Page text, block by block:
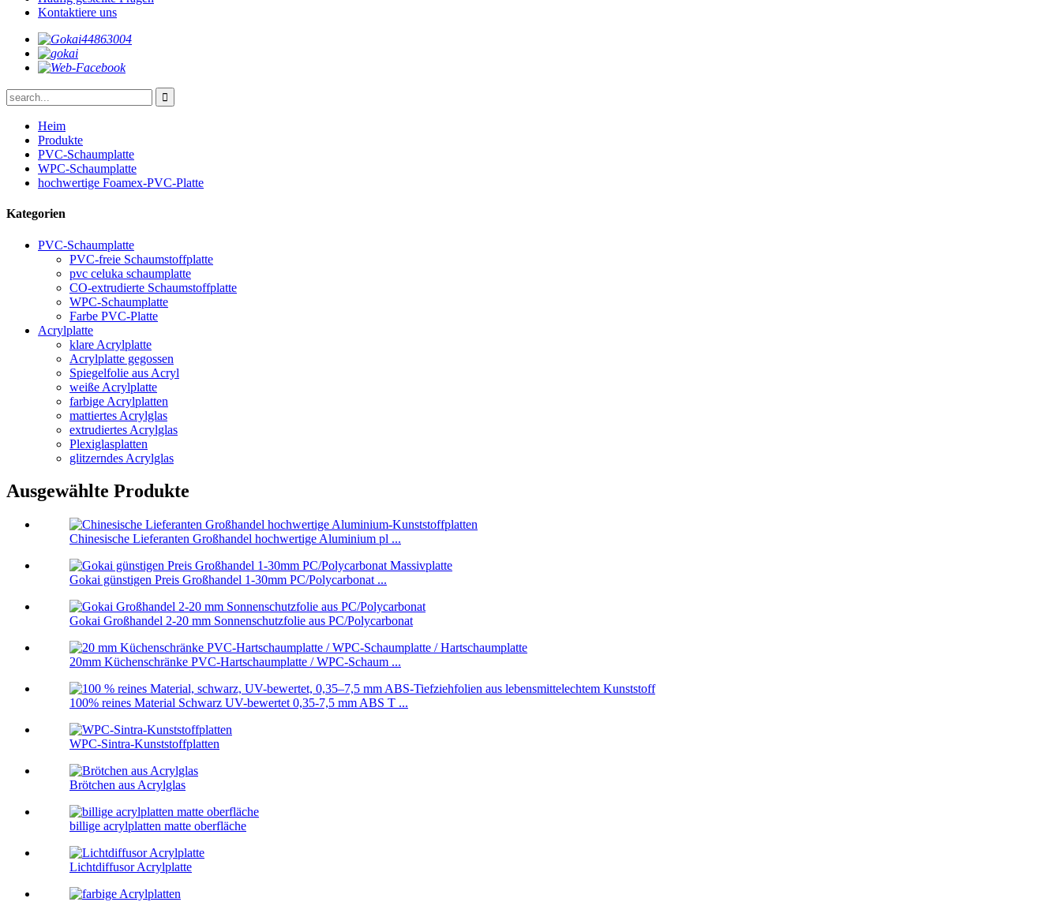
Kontaktiere uns
Heim
Produkte
PVC-Schaumplatte
WPC-Schaumplatte
hochwertige Foamex-PVC-Platte
Kategorien
PVC-Schaumplatte
PVC-freie Schaumstoffplatte
pvc celuka schaumplatte
CO-extrudierte Schaumstoffplatte
WPC-Schaumplatte
Farbe PVC-Platte
Acrylplatte
klare Acrylplatte
Acrylplatte gegossen
Spiegelfolie aus Acryl
weiße Acrylplatte
farbige Acrylplatten
mattiertes Acrylglas
extrudiertes Acrylglas
Plexiglasplatten
glitzerndes Acrylglas
Ausgewählte Produkte
Chinesische Lieferanten Großhandel hochwertige Aluminium pl ...
Gokai günstigen Preis Großhandel 1-30mm PC/Polycarbonat ...
Gokai Großhandel 2-20 mm Sonnenschutzfolie aus PC/Polycarbonat
20mm Küchenschränke PVC-Hartschaumplatte / WPC-Schaum ...
100% reines Material Schwarz UV-bewertet 0,35-7,5 mm ABS T ...
WPC-Sintra-Kunststoffplatten
Brötchen aus Acrylglas
billige acrylplatten matte oberfläche
Lichtdiffusor Acrylplatte